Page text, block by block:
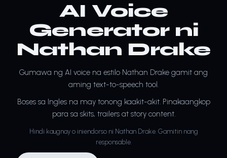
AI Voice
Generator ni
Nathan Drake
Gumawa ng AI voice na estilo Nathan Drake gamit ang
aming text-to-speech tool.
Boses sa Ingles na may tonong kaakit-akit. Pinakaangkop
para sa skits, trailers at story content.
Hindi kaugnay o iniendorso ni Nathan Drake. Gamitin nang
responsable.